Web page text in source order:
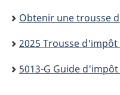
Obtenir une trousse
2025 Trousse d'impôt pour les
5013-G Guide d'impôt et de prestations